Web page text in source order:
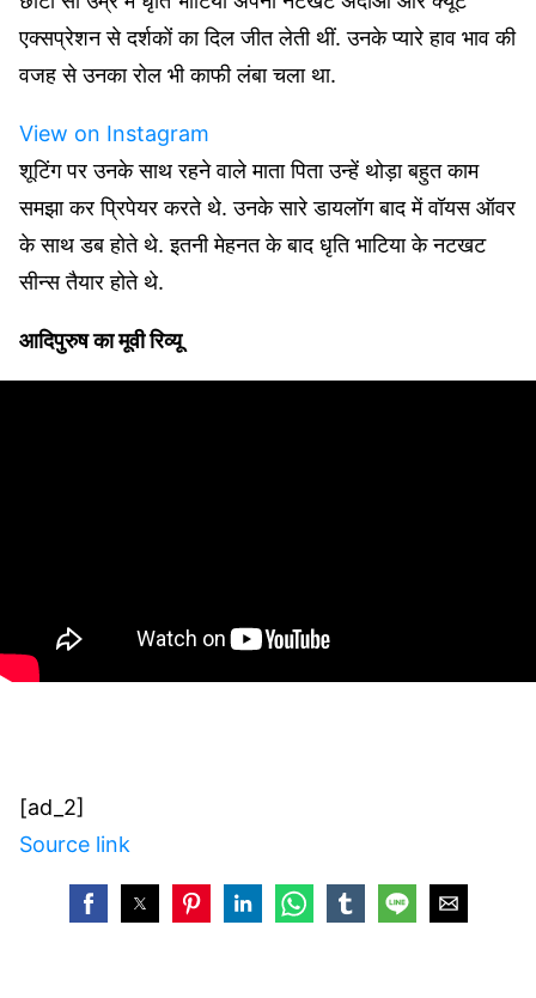
एक्सप्रेशन से दर्शकों का दिल जीत लेती थीं. उनके प्यारे हाव भाव की
वजह से उनका रोल भी काफी लंबा चला था.
View on Instagram
शूटिंग पर उनके साथ रहने वाले माता पिता उन्हें थोड़ा बहुत काम
समझा कर प्रिपेयर करते थे. उनके सारे डायलॉग बाद में वॉयस ऑवर
के साथ डब होते थे. इतनी मेहनत के बाद धृति भाटिया के नटखट
सीन्स तैयार होते थे.
आदिपुरुष का मूवी रिव्यू
[ad_2]
Source link